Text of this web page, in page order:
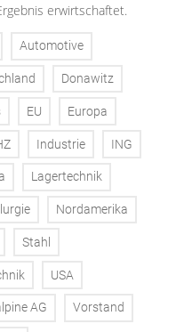
erwirtschaftet.
Automotive
Donawitz
EU Europa
Industrie ING
Lagertechnik
Nordamerika
Stahl
USA
AG Vorstand